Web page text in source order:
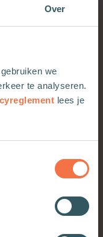
Over
we
te analyseren.
lees je
die wil